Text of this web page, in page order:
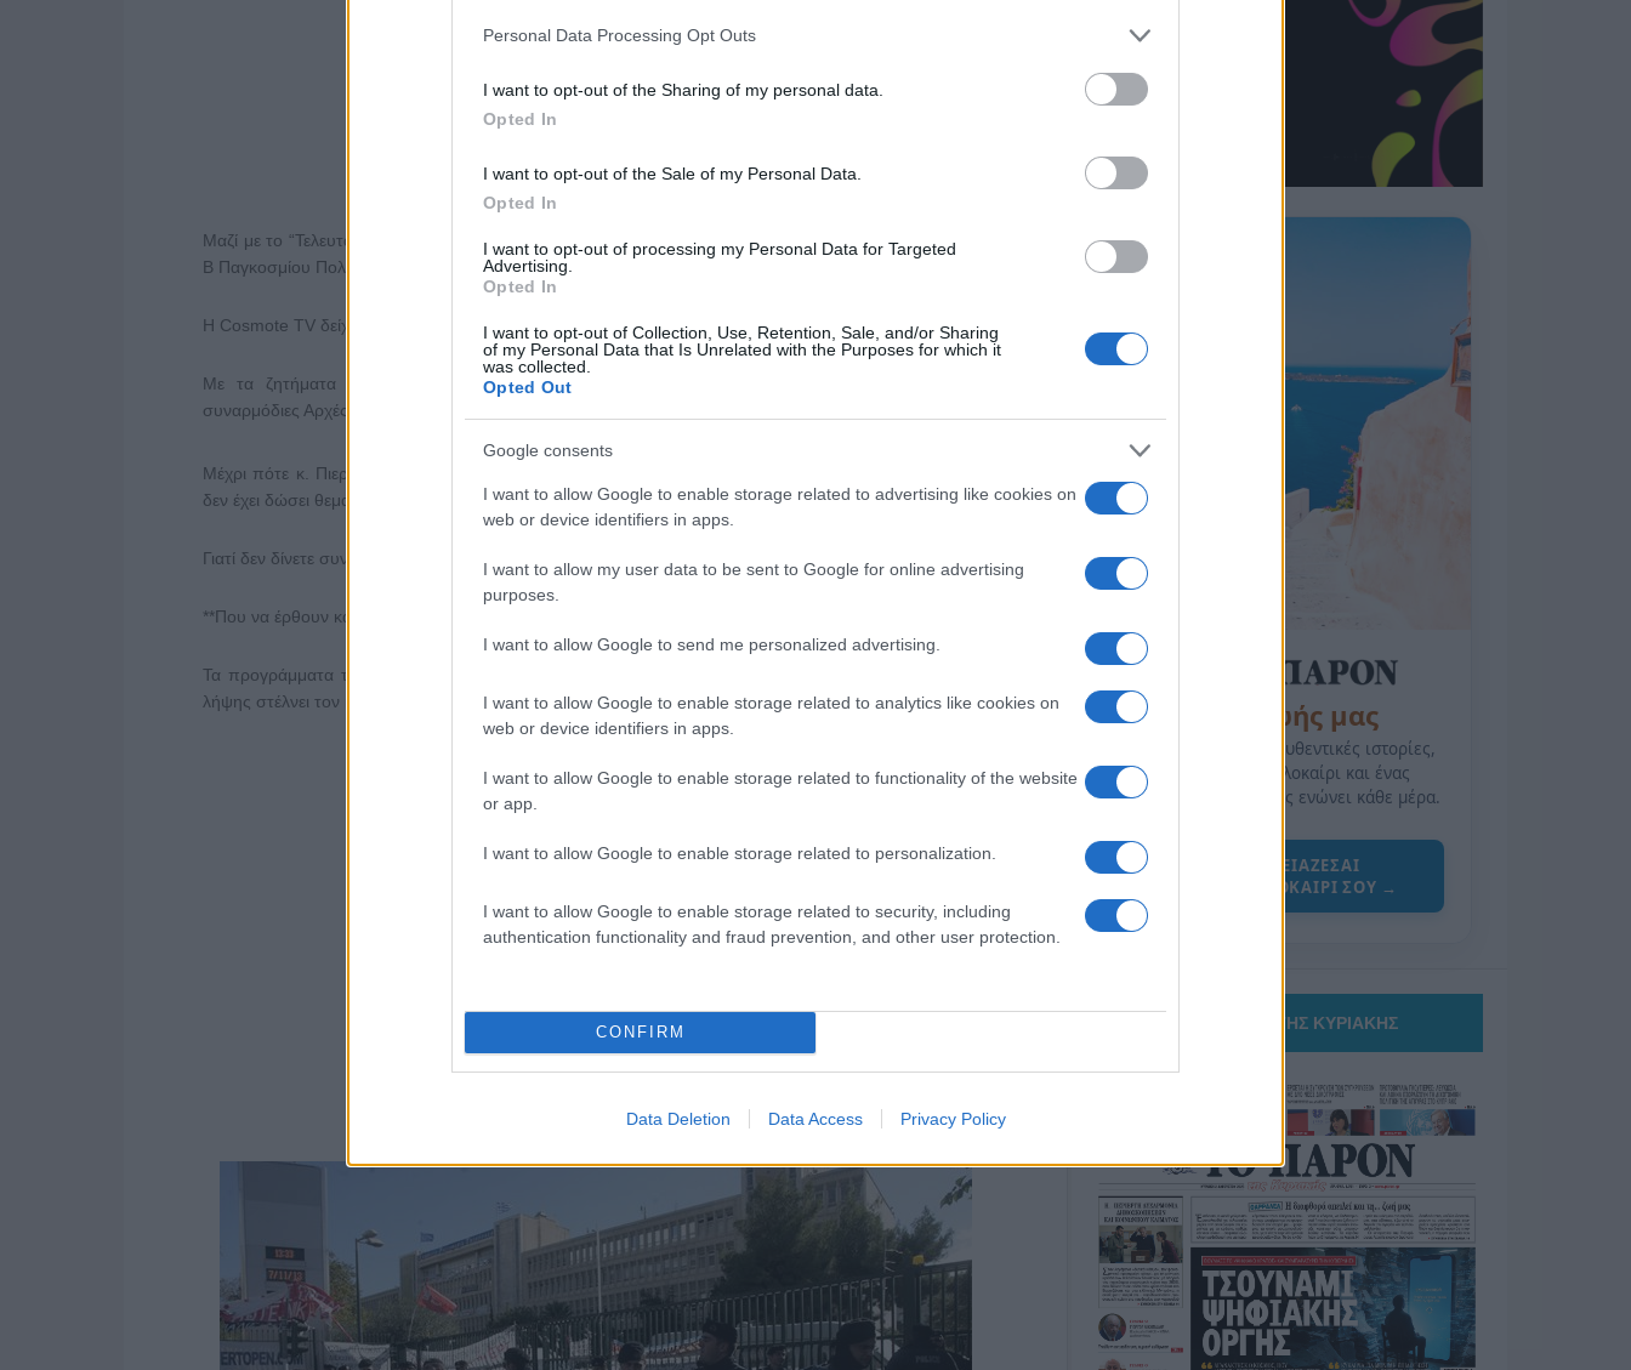
Personal Data Processing Opt Outs
I want to opt-out of the Sharing of my personal data.
Opted In
I want to opt-out of the Sale of my Personal Data.
Opted In
I want to opt-out of processing my Personal Data for Targeted
Advertising.
Opted In
I want to opt-out of Collection, Use, Retention, Sale, and/or Sharing
of my Personal Data that Is Unrelated with the Purposes for which it
was collected.
Opted Out
Google consents
I want to allow Google to enable storage related to advertising like cookies on
web or device identifiers in apps.
I want to allow my user data to be sent to Google for online advertising
purposes.
I want to allow Google to send me personalized advertising.
I want to allow Google to enable storage related to analytics like cookies on
web or device identifiers in apps.
I want to allow Google to enable storage related to functionality of the website
or app.
I want to allow Google to enable storage related to personalization.
I want to allow Google to enable storage related to security, including
authentication functionality and fraud prevention, and other user protection.
CONFIRM
Data Deletion Data Access Privacy Policy
Μαζί με το “Τελευταίο σημείωμα” του Παντελή Βούλγαρη, έχουμε πλέον μία σύγχρονη προσέγγιση του
Β Παγκοσμίου Πολέμου στην Ελλάδα.
Η Cosmote TV δείχνει να έχει προοπτικές, αλλά παρουσιάζει και μια μικρή κόπωση…
Με τα ζητήματα υπερσυγκέντρωσης στην τηλεόραση, δεν θέλει κανείς να ασχοληθεί από τις
συναρμόδιες Αρχές;
Μέχρι πότε κ. Πιερρακάκη, η τηλεόραση θα εκπέμπει στο SD;Γιατί επί δύο χρόνια η Κυβέρνησή σας,
δεν έχει δώσει θεματικές άδειες εθνικής εμβέλειας, περιφερειακές και ραδιοφωνικές.
Γιατί δεν δίνετε συνεντεύξεις Τύπου (…υπάρχει και το zoom) μήπως πάρουμε και καμία απάντηση;
**Που να έρθουν και οι πλατφόρμες που δεν θα πληρώνουν φόρους.
Τα προγράμματα της Ελληνικής Ραδιοφωνίας στην Βάρης Κορωπίου
λήψης στέλνει τον κόσμο σε ανταγωνιστικά ραδιοφωνικά προγράμματα.
Η ΣΤΗΛΗ ΜΑΣ
της Ζωής μας
Οι άνθρωποι, οι αυθεντικές ιστορίες,
το ελληνικό καλοκαίρι και ένας
πολιτισμός που μας ενώνει κάθε μέρα.
ΟΣΑ ΧΡΕΙΑΖΕΣΑΙ
ΓΙΑ ΤΟ ΚΑΛΟΚΑΙΡΙ ΣΟΥ →
ΤΟ ΠΑΡΟΝ ΤΗΣ ΚΥΡΙΑΚΗΣ